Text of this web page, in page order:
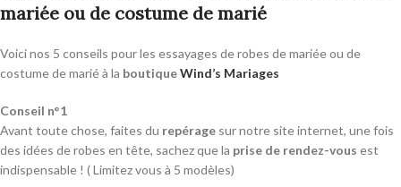
mariée ou de costume de marié
Voici nos 5 conseils pour les essayages de robes de mariée ou de
costume de marié à la boutiqueWind’s Mariages
Conseil n°1
Avant toute chose, faites du repérage sur notre site internet, une fois
des idées de robes en tête, sachez que la prise de rendez-vous est
indispensable ! ( Limitez vous à 5 modèles)